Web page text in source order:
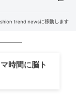
trend newsに移動します
時間に脳ト